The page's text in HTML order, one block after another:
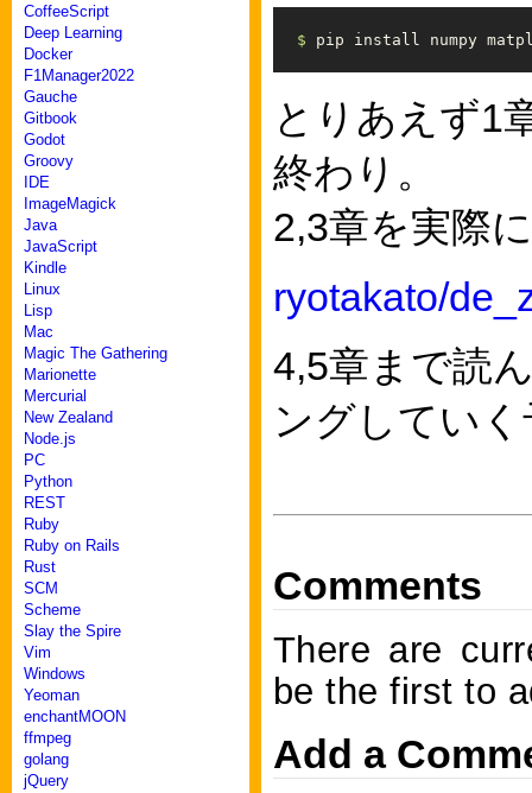
CoffeeScript
Deep Learning
Docker
F1Manager2022
Gauche
Gitbook
Godot
Groovy
IDE
ImageMagick
Java
JavaScript
Kindle
Linux
Lisp
Mac
Magic The Gathering
Marionette
Mercurial
New Zealand
Node.js
PC
Python
REST
Ruby
Ruby on Rails
Rust
SCM
Scheme
Slay the Spire
Vim
Windows
Yeoman
enchantMOON
ffmpeg
golang
jQuery
$ pip install
とりあえず1
終わり。
2,3章を実際
ryotakato/
4,5章まで読
ングしてい
Comments
There are
be the first to
Add a